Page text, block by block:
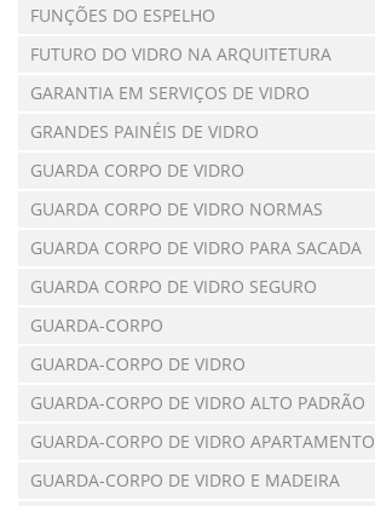
FUNÇÕES DO ESPELHO
FUTURO DO VIDRO NA ARQUITETURA
GARANTIA EM SERVIÇOS DE VIDRO
GRANDES PAINÉIS DE VIDRO
GUARDA CORPO DE VIDRO
GUARDA CORPO DE VIDRO NORMAS
GUARDA CORPO DE VIDRO PARA SACADA
GUARDA CORPO DE VIDRO SEGURO
GUARDA-CORPO
GUARDA-CORPO DE VIDRO
GUARDA-CORPO DE VIDRO ALTO PADRÃO
GUARDA-CORPO DE VIDRO APARTAMENTO
GUARDA-CORPO DE VIDRO E MADEIRA